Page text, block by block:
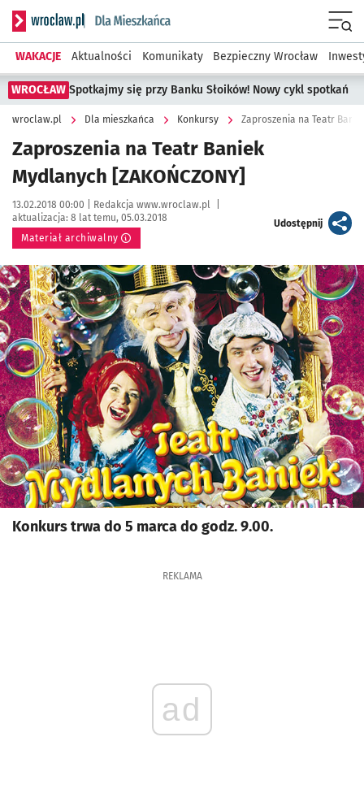
Serwis informacyjny wroclaw.pl podserwis: Dla mieszkańca
WAKACJE Aktualności Komunikaty Bezpieczny Wrocław
WROCŁAW Spotkajmy się przy Banku Słoików! Nowy cykl spotkań
wroclaw.pl Dla mieszkańca Konkursy Zaproszenia na Teatr
Zaproszenia na Teatr Baniek
Mydlanych [ZAKOŃCZONY]
Data publikacji:
13.02.2018 00:00 | Autor:
Redakcja www.wroclaw.pl
aktualizacja: 8 lat temu, 05.03.2018
Materiał archiwalny
Udostępnijartykuł
Kliknij, aby powiększyć
Konkurs trwa do 5 marca do godz. 9.00.
REKLAMA
ad